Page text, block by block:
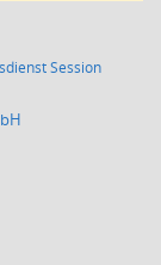
Session(Wird in